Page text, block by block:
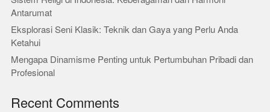
Antarumat
Eksplorasi Seni Klasik: Teknik dan Gaya yang Perlu Anda
Ketahui
Mengapa Dinamisme Penting untuk Pertumbuhan Pribadi dan
Profesional
Recent Comments